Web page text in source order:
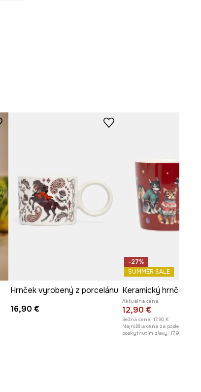
Hrnček vyrobený z porcelánu
16,90 €
-27%
SUMMER SALE
Aktuálna cena:
12,90 €
Bežná cena: 17,90 €
Najnižšia cena za posledných
poskytnutím zľavy: 17,90 €